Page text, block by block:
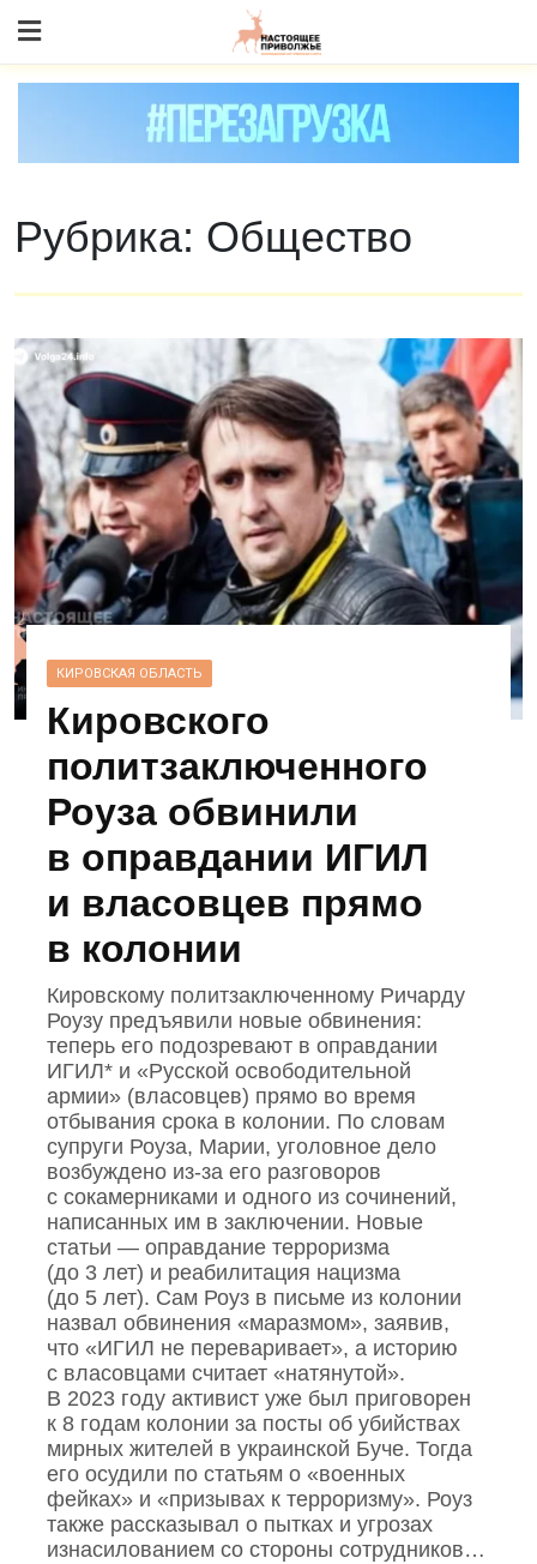
to content
Рубрика: Общество
КИРОВСКАЯ ОБЛАСТЬ
Кировского
политзаключенного
Роуза обвинили
в оправдании ИГИЛ
и власовцев прямо
в колонии
Кировскому политзаключенному Ричарду
Роузу предъявили новые обвинения:
теперь его подозревают в оправдании
ИГИЛ* и «Русской освободительной
армии» (власовцев) прямо во время
отбывания срока в колонии. По словам
супруги Роуза, Марии, уголовное дело
возбуждено из‑за его разговоров
с сокамерниками и одного из сочинений,
написанных им в заключении. Новые
статьи — оправдание терроризма
(до 3 лет) и реабилитация нацизма
(до 5 лет). Сам Роуз в письме из колонии
назвал обвинения «маразмом», заявив,
что «ИГИЛ не переваривает», а историю
с власовцами считает «натянутой».
В 2023 году активист уже был приговорен
к 8 годам колонии за посты об убийствах
мирных жителей в украинской Буче. Тогда
его осудили по статьям о «военных
фейках» и «призывах к терроризму». Роуз
также рассказывал о пытках и угрозах
изнасилованием со стороны сотрудников…